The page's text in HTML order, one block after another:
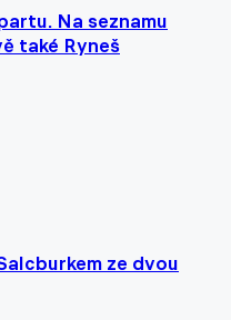
Na seznamu
také Ryneš
ze dvou